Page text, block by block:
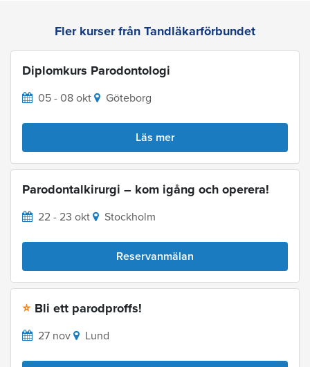
Fler kurser från Tandläkarförbundet
Diplomkurs Parodontologi
05 - 08 okt Göteborg
Läs mer
Parodontalkirurgi – kom igång och operera!
22 - 23 okt Stockholm
Reservanmälan
⭐ Bli ett parodproffs!
27 nov Lund